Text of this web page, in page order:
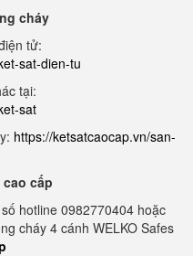
cháy
tử:
sat-dien-tu
tại:
sat
https://ketsatcaocap.vn/san-
cấp
hotline 0982770404 hoặc
cháy 4 cánh WELKO Safes